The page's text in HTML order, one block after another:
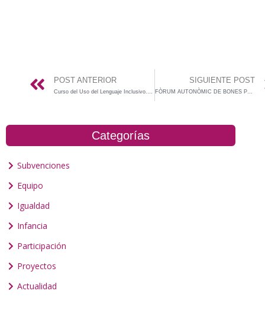
POST ANTERIOR
Curso del Uso del Lenguaje Inclusivo. Valencia, JUNIO 2017
SIGUIENTE POST
FÒRUM AUTONÒMIC DE BONES PRÀCTIQUES EN IGUALTAT MUNICIPAL
Categorías
Subvenciones
Equipo
Igualdad
Infancia
Participación
Proyectos
Actualidad